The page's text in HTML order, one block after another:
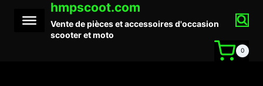
contenu
hmpscoot.com
Vente de pièces et accessoires d'occasion
scooter et moto
0